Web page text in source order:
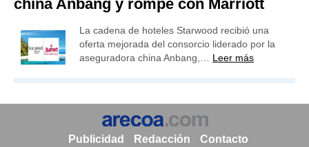
china Anbang y rompe con Marriott
La cadena de hoteles Starwood recibió una
oferta mejorada del consorcio liderado por la
aseguradora china Anbang,… Leer más
Publicidad Redacción Contacto